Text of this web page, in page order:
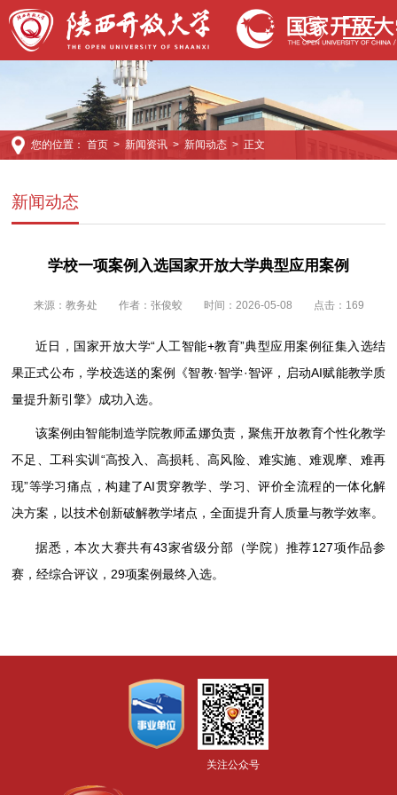
您的位置： 首页> 新闻资讯> 新闻动态> 正文
新闻动态
学校一项案例入选国家开放大学典型应用案例
来源： 教务处 作者：张俊蛟 时间：2026-05-08 点击： 169
近日，国家开放大学“人工智能+教育”典型应用案例征集入选结
果正式公布，学校选送的案例《智教·智学·智评，启动AI赋能教学质
量提升新引擎》成功入选。
该案例由智能制造学院教师孟娜负责，聚焦开放教育个性化教学
不足、工科实训“高投入、高损耗、高风险、难实施、难观摩、难再
现”等学习痛点，构建了AI贯穿教学、学习、评价全流程的一体化解
决方案，以技术创新破解教学堵点，全面提升育人质量与教学效率。
据悉，本次大赛共有43家省级分部（学院）推荐127项作品参
赛，经综合评议，29项案例最终入选。
关注公众号